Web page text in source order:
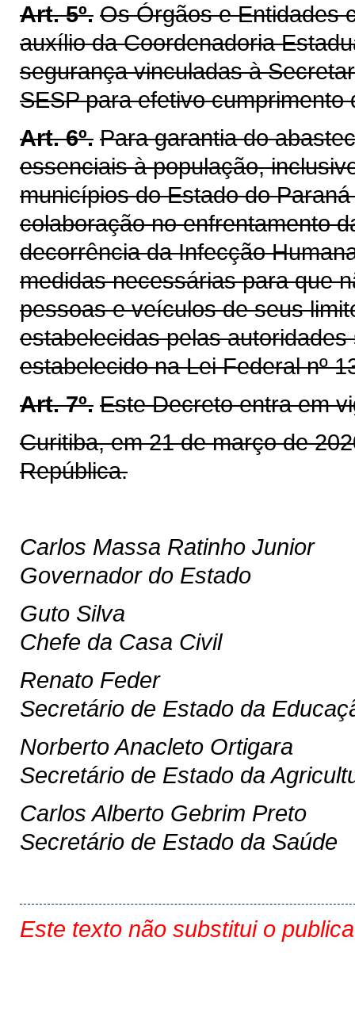
Art. 5º. Os Órgãos e Entidades
auxílio da Coordenadoria
segurança vinculadas à
SESP para efetivo
Art. 6º. Para garantia do
essenciais à população,
municípios do Estado do
colaboração no enfrentamento
decorrência da Infecção
medidas necessárias para que
pessoas e veículos de seus
estabelecidas pelas
estabelecido na Lei Federal nº
Art. 7º. Este Decreto entra em
Curitiba, em 21 de março de
República.
Carlos Massa Ratinho Junior
Governador do Estado
Guto Silva
Chefe da Casa Civil
Renato Feder
Secretário de Estado da
Norberto Anacleto Ortigara
Secretário de Estado da
Carlos Alberto Gebrim Preto
Secretário de Estado da Saúde
Este texto não substitui o